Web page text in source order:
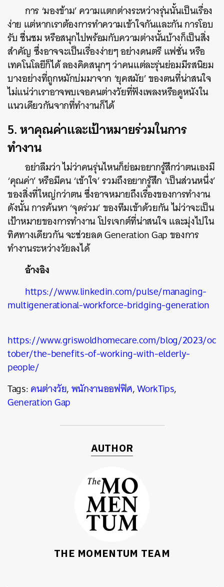
การ ‘มองข้าม’ ความแตกต่างระหว่างรุ่นนั้นเป็นเรื่อง
ง่าย แต่หากเราต้องการทำความเข้าใจกันและกัน การโอบ
รับ ชื่นชม หรือสนุกไปพร้อมกับความต่างนั้นบ้างก็เป็นสิ่ง
สำคัญ ซึ่งอาจจะเป็นเรื่องง่ายๆ อย่างดนตรี แฟชั่น หรือ
เทคโนโลยีก็ได้ ลองคิดสนุกๆ ว่าคนแต่ละรุ่นย่อมมีรสนิยม
บางอย่างที่ถูกหมักบ่มมาจาก ‘ยุคสมัย’ ของตนที่น่าสนใจ
ไม่แน่ว่าเราอาจพบเจอคนต่างวัยที่ฟังเพลงหรือดูหนังใน
แนวเดียวกันจากที่ทำงานก็ได้
5. หาคุณค่าและเป้าหมายร่วมในการ
ทำงาน
อย่าลืมว่า ไม่ว่าคนรุ่นไหนก็ย่อมอยากรู้สึกว่าตนเองมี
‘คุณค่า’ หรือมีคน ‘เข้าใจ’ รวมถึงอยากรู้สึก ‘เป็นส่วนหนึ่ง’
ของสิ่งที่ใหญ่กว่าตน ซึ่งอาจหมายถึงเรื่องของการทำงาน
ดังนั้น การค้นหา ‘จุดร่วม’ ของทีมเข้าด้วยกัน ไม่ว่าจะเป็น
เป้าหมายของการทำงาน โปรเจกต์ที่น่าสนใจ และมุ่งไปใน
ทิศทางเดียวกัน จะช่วยลด Generation Gap ของการ
ทำงานระหว่างวัยลงได้
อ้างอิง
https://www.linkedin.com/pulse/managing-
multigenerational-workforce-bridging-generation
https://www.griswoldhomecare.com/blog/2023/oc
tober/the-benefits-of-working-with-elderly-
people/
Tags:คนต่างวัย,พนักงานออฟฟิศ,WorkTips,
Generation Gap
AUTHOR
THE MOMENTUM TEAM
ค้นหา
SHARE TWEET LINE EMAIL